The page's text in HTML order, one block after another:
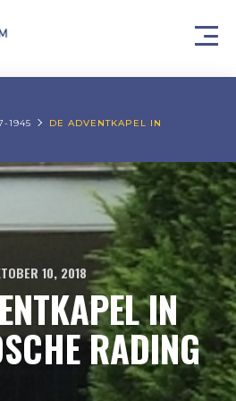
1945
DE ADVENTKAPEL IN
10, 2018
IN
RADING